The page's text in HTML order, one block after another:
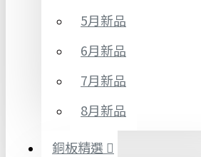
5月新品
6月新品
7月新品
8月新品
銅板精選